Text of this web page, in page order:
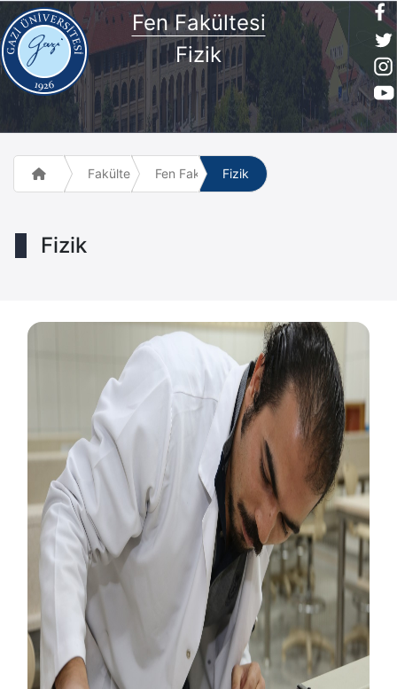
Fen Fakültesi
Fizik
Fakülte ve Meslek Yüksek Okulları
Fen FakültesiFizik
Fizik